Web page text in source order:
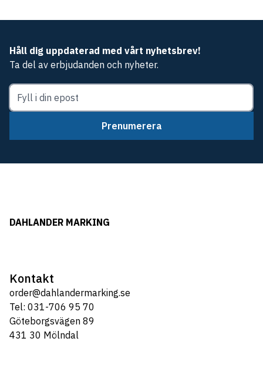
Håll dig uppdaterad med vårt nyhetsbrev!
Ta del av erbjudanden och nyheter.
Prenumerera
DAHLANDER MARKING
Kontakt
order@dahlandermarking.se
Tel: 031-706 95 70
Göteborgsvägen 89
431 30 Mölndal